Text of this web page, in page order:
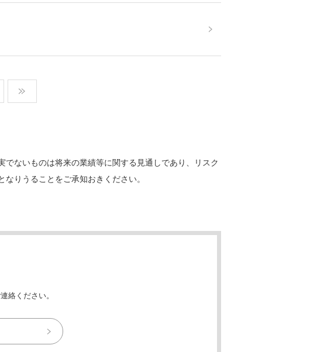
ないものは将来の業績等に関する見通しであり、リスク
りうることをご承知おきください。
絡ください。